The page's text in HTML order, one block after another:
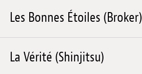
Les Bonnes Étoiles (Broker)
La Vérité (Shinjitsu)